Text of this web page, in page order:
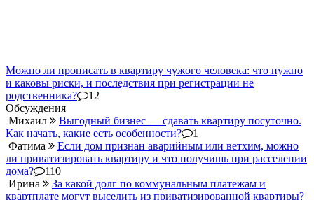
Можно ли прописать в квартиру чужого человека: что нужно
и каковы риски, и последствия при регистрации не
родственника?
12
Обсуждения
Михаил
Выгодный бизнес — сдавать квартиру посуточно.
Как начать, какие есть особенности?
1
Фатима
Если дом признан аварийным или ветхим, можно
ли приватизировать квартиру и что получишь при расселении
дома?
110
Ирина
За какой долг по коммунальным платежам и
квартплате могут выселить из приватизированной квартиры?